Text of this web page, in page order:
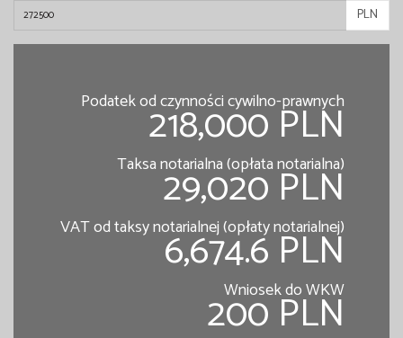
PLN
Podatek od czynności cywilno-prawnych
218,000 PLN
Taksa notarialna (opłata notarialna)
29,020 PLN
VAT od taksy notarialnej (opłaty notarialnej)
6,674.6 PLN
Wniosek do WKW
200 PLN